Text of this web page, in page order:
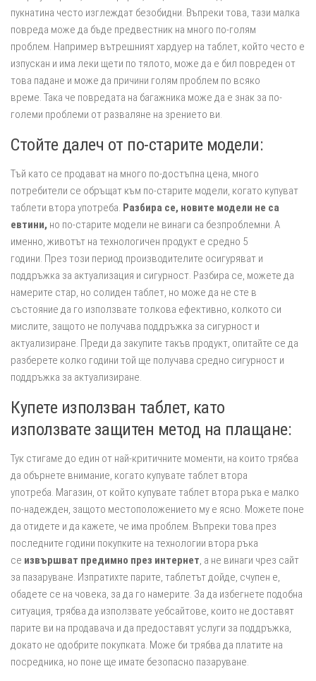
пукнатина често изглеждат безобидни. Въпреки това, тази малка
повреда може да бъде предвестник на много по-голям
проблем. Например вътрешният хардуер на таблет, който често е
изпускан и има леки щети по тялото, може да е бил повреден от
това падане и може да причини голям проблем по всяко
време. Така че повредата на багажника може да е знак за по-
големи проблеми от разваляне на зрението ви.
Стойте далеч от по-старите модели:
Тъй като се продават на много по-достъпна цена, много
потребители се обръщат към по-старите модели, когато купуват
таблети втора употреба. Разбира се, новите модели не са
евтини, но по-старите модели не винаги са безпроблемни. А
именно, животът на технологичен продукт е средно 5
години. През този период производителите осигуряват и
поддръжка за актуализация и сигурност. Разбира се, можете да
намерите стар, но солиден таблет, но може да не сте в
състояние да го използвате толкова ефективно, колкото си
мислите, защото не получава поддръжка за сигурност и
актуализиране. Преди да закупите такъв продукт, опитайте се да
разберете колко години той ще получава средно сигурност и
поддръжка за актуализиране.
Купете използван таблет, като
използвате защитен метод на плащане:
Тук стигаме до един от най-критичните моменти, на които трябва
да обърнете внимание, когато купувате таблет втора
употреба. Магазин, от който купувате таблет втора ръка е малко
по-надежден, защото местоположението му е ясно. Можете поне
да отидете и да кажете, че има проблем. Въпреки това през
последните години покупките на технологии втора ръка
се извършват предимно през интернет, а не винаги чрез сайт
за пазаруване. Изпратихте парите, таблетът дойде, счупен е,
обадете се на човека, за да го намерите. За да избегнете подобна
ситуация, трябва да използвате уебсайтове, които не доставят
парите ви на продавача и да предоставят услуги за поддръжка,
докато не одобрите покупката. Може би трябва да платите на
посредника, но поне ще имате безопасно пазаруване.